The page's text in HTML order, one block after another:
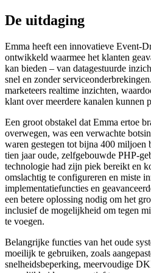
De uitdaging
Emma heeft een innovatieve Event-
ontwikkeld waarmee het klanten
kan bieden – van datagestuurde
snel en zonder
marketeers realtime inzichten,
klant over meerdere kanalen kunnen
Een groot obstakel dat Emma ertoe
overwegen, was een verwachte
waren gestegen tot bijna 400 miljoen
tien jaar oude, zelfgebouwde PHP-
technologie had zijn piek bereikt en
omslachtig te configureren en miste
implementatiefuncties en
een betere oplossing nodig om het
inclusief de mogelijkheid om tegen
te voegen.
Belangrijke functies van het oude
moeilijk te gebruiken, zoals
snelheidsbeperking, meervoudige